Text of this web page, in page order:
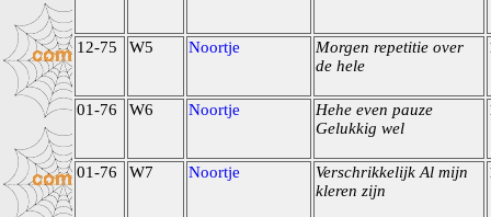
12-75 W5 Noortje
Morgen repetitie over
de hele
01-76 W6 Noortje
Hehe even pauze
Gelukkig wel
01-76 W7 Noortje
Verschrikkelijk Al mijn
kleren zijn